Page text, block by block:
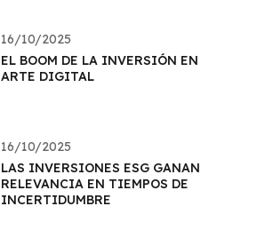
16/10/2025
EL BOOM DE LA INVERSIÓN EN
ARTE DIGITAL
16/10/2025
LAS INVERSIONES ESG GANAN
RELEVANCIA EN TIEMPOS DE
INCERTIDUMBRE